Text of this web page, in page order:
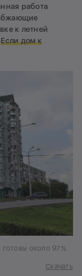
работа
к летней
Если дом к
около 97%
Скачать